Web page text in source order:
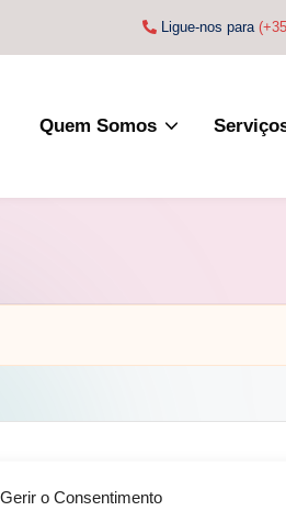
Gerir o Consentimento
Ligue-nos para
Quem Somos